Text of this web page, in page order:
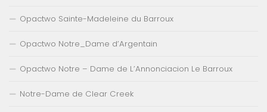
Opactwo Sainte-Madeleine du Barroux
Opactwo Notre_Dame d’Argentain
Opactwo Notre – Dame de L’Annonciacion Le Barroux
Notre-Dame de Clear Creek